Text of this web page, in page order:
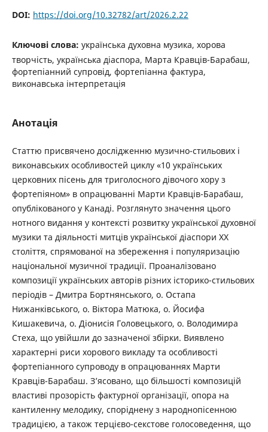
DOI: https://doi.org/10.32782/art/2026.2.22
Ключові слова: українська духовна музика, хорова
творчість, українська діаспора, Марта Кравців-Барабаш,
фортепіанний супровід, фортепіанна фактура,
виконавська інтерпретація
Анотація
Статтю присвячено дослідженню музично-стильових і
виконавських особливостей циклу «10 українських
церковних пісень для триголосного дівочого хору з
фортепіяном» в опрацюванні Марти Кравців-Барабаш,
опублікованого у Канаді. Розглянуто значення цього
нотного видання у контексті розвитку української духовної
музики та діяльності митців української діаспори ХХ
століття, спрямованої на збереження і популяризацію
національної музичної традиції. Проаналізовано
композиції українських авторів різних історико-стильових
періодів – Дмитра Бортнянського, о. Остапа
Нижанківського, о. Віктора Матюка, о. Йосифа
Кишакевича, о. Діонисія Головецького, о. Володимира
Стеха, що увійшли до зазначеної збірки. Виявлено
характерні риси хорового викладу та особливості
фортепіанного супроводу в опрацюваннях Марти
Кравців-Барабаш. З’ясовано, що більшості композицій
властиві прозорість фактурної організації, опора на
кантиленну мелодику, споріднену з народнопісенною
традицією, а також терцієво-секстове голосоведення, що